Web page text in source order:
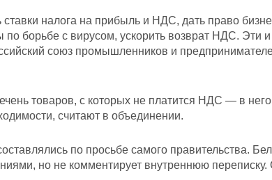
налога на прибыль и НДС, дать право
борьбе с вирусом, ускорить возврат НДС. Эти
союз промышленников и
товаров, с которых не платится НДС — в
считают в объединении.
по просьбе самого правительства.
но не комментирует внутреннюю переписку.